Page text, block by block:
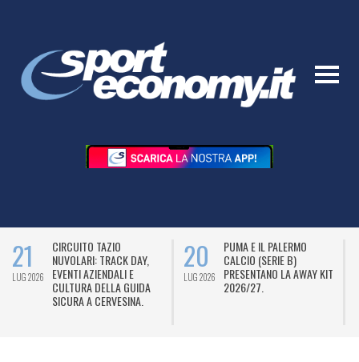
21
LUG 2026
CIRCUITO TAZIO
NUVOLARI: TRACK DAY,
EVENTI AZIENDALI E
CULTURA DELLA GUIDA
SICURA A CERVESINA.
20
LUG 2026
PUMA E IL PALERMO
CALCIO (SERIE B)
PRESENTANO LA AWAY KIT
2026/27.